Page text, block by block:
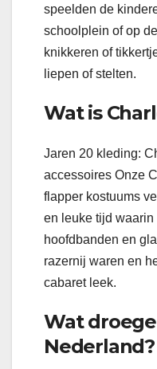
speelden de
schoolplein of op
knikkeren of
liepen of stelten.
Wat is
Jaren 20 kleding:
accessoires Onze
flapper kostuums
en leuke tijd
hoofdbanden en
razernij waren en
cabaret leek.
Wat
Nederland?